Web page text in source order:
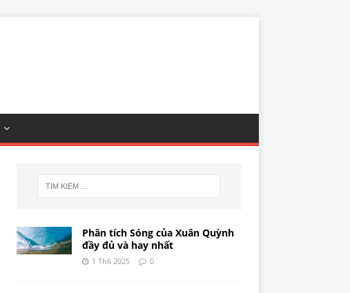
Phân tích Sóng của Xuân Quỳnh
đầy đủ và hay nhất
1 Th6 2025 0